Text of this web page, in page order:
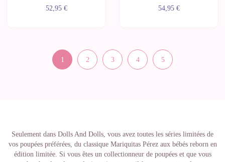
52,95 € 54,95 €
1 2 3 4 5
Seulement dans Dolls And Dolls, vous avez toutes les séries limitées de
vos poupées préférées, du classique Mariquitas Pérez aux bébés reborn en
édition limitée. Si vous êtes un collectionneur de poupées et que vous